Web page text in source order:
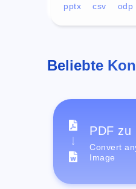
pptx
csv odp
Beliebte
PDF zu
Convert
Image